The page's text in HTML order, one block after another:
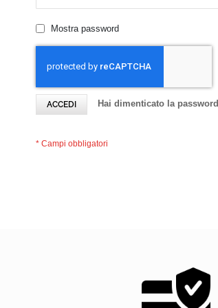
Mostra password
ACCEDI Hai dimenticato la